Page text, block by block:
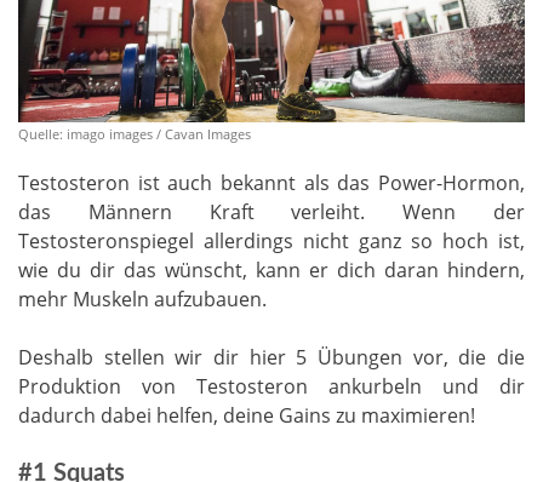
Quelle: imago images / Cavan Images
Testosteron ist auch bekannt als das Power-Hormon,
das Männern Kraft verleiht. Wenn der
Testosteronspiegel allerdings nicht ganz so hoch ist,
wie du dir das wünscht, kann er dich daran hindern,
mehr Muskeln aufzubauen.
Deshalb stellen wir dir hier 5 Übungen vor, die die
Produktion von Testosteron ankurbeln und dir
dadurch dabei helfen, deine Gains zu maximieren!
#1 Squats